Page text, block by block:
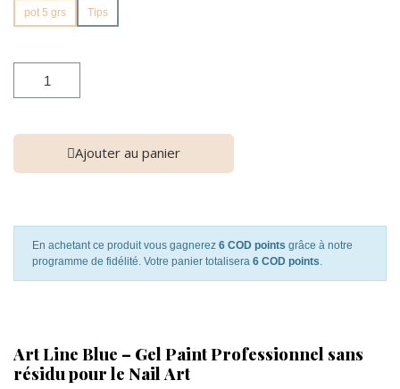
pot 5 grs
Tips
Ajouter au panier
En achetant ce produit vous gagnerez 6 COD points grâce à notre
programme de fidélité. Votre panier totalisera 6 COD points.
Art Line Blue – Gel Paint Professionnel sans
résidu pour le Nail Art